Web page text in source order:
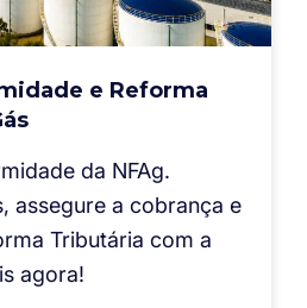
e Reforma
da NFAg.
assegure a cobrança e
Tributária com a
agora!